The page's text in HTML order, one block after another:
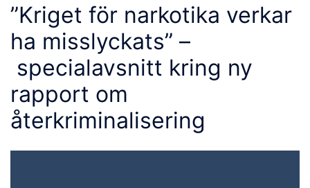
”Kriget för narkotika verkar
ha misslyckats” –
specialavsnitt kring ny
rapport om
återkriminalisering